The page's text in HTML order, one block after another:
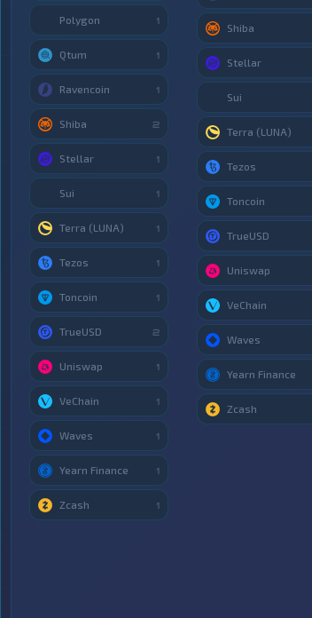
Polygon 1
Qtum 1
Ravencoin 1
Shiba 2
Stellar 1
Sui 1
Terra (LUNA) 1
Tezos 1
Toncoin 1
TrueUSD 2
Uniswap 1
VeChain 1
Waves 1
Yearn Finance 1
Zcash 1
Shiba
Stellar
Sui
Terra (LUNA)
Tezos
Toncoin
TrueUSD
Uniswap
VeChain
Waves
Yearn Finance
Zcash